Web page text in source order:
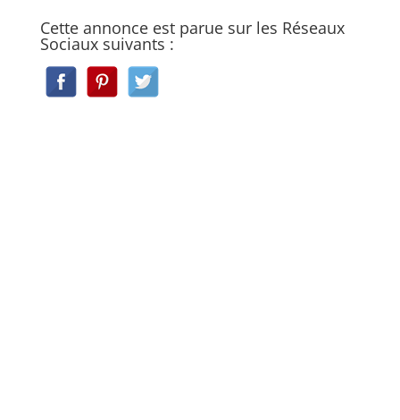
Cette annonce est parue sur les Réseaux
Sociaux suivants :